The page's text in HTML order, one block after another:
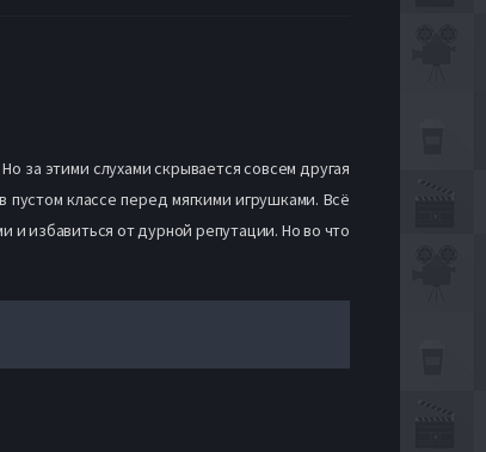
за этими слухами скрывается совсем другая
классе перед мягкими игрушками. Всё
и избавиться от дурной репутации. Но во что